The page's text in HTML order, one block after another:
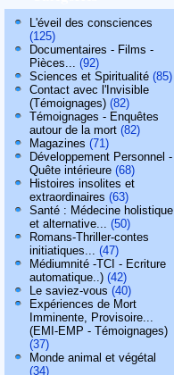
L'éveil des consciences
(125)
Documentaires - Films -
Pièces... (92)
Sciences et Spiritualité (85)
Contact avec l'Invisible
(Témoignages) (82)
Témoignages - Enquêtes
autour de la mort (82)
Magazines (71)
Développement Personnel -
Quête intérieure (68)
Histoires insolites et
extraordinaires (63)
Santé : Médecine holistique
et alternative... (50)
Romans-Thriller-contes
initiatiques... (47)
Médiumnité -TCI - Ecriture
automatique..) (42)
Le saviez-vous (40)
Expériences de Mort
Imminente, Provisoire...
(EMI-EMP - Témoignages)
(37)
Monde animal et végétal
(34)